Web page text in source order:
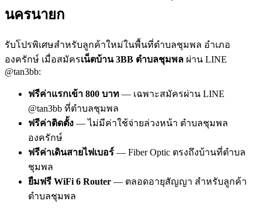
นครนายก
รับโปรพิเศษสำหรับลูกค้าใหม่ในพื้นที่ตำบลชุมพล อำเภอ
องครักษ์ เมื่อสมัครเน็ตบ้าน 3BB ตำบลชุมพล ผ่าน LINE
@tan3bb:
ฟรีค่าแรกเข้า 800 บาท — เฉพาะสมัครผ่าน LINE
@tan3bb ที่ตำบลชุมพล
ฟรีค่าติดตั้ง — ไม่มีค่าใช้จ่ายล่วงหน้า ตำบลชุมพล
องครักษ์
ฟรีค่าเดินสายไฟเบอร์ — Fiber Optic ตรงถึงบ้านที่ตำบล
ชุมพล
ยืมฟรี WiFi 6 Router — ตลอดอายุสัญญา สำหรับลูกค้า
ตำบลชุมพล